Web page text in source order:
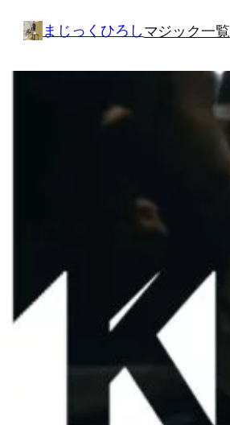
まじっくひろしマジック一覧